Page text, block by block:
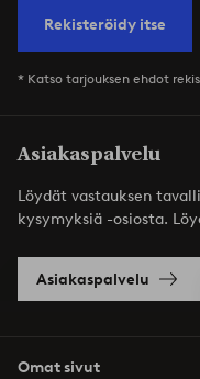
Rekisteröidy itse
* Katso tarjouksen ehdot
Asiakaspalvelu
Löydät vastauksen
kysymyksiä -osiosta.
Asiakaspalvelu
Omat sivut